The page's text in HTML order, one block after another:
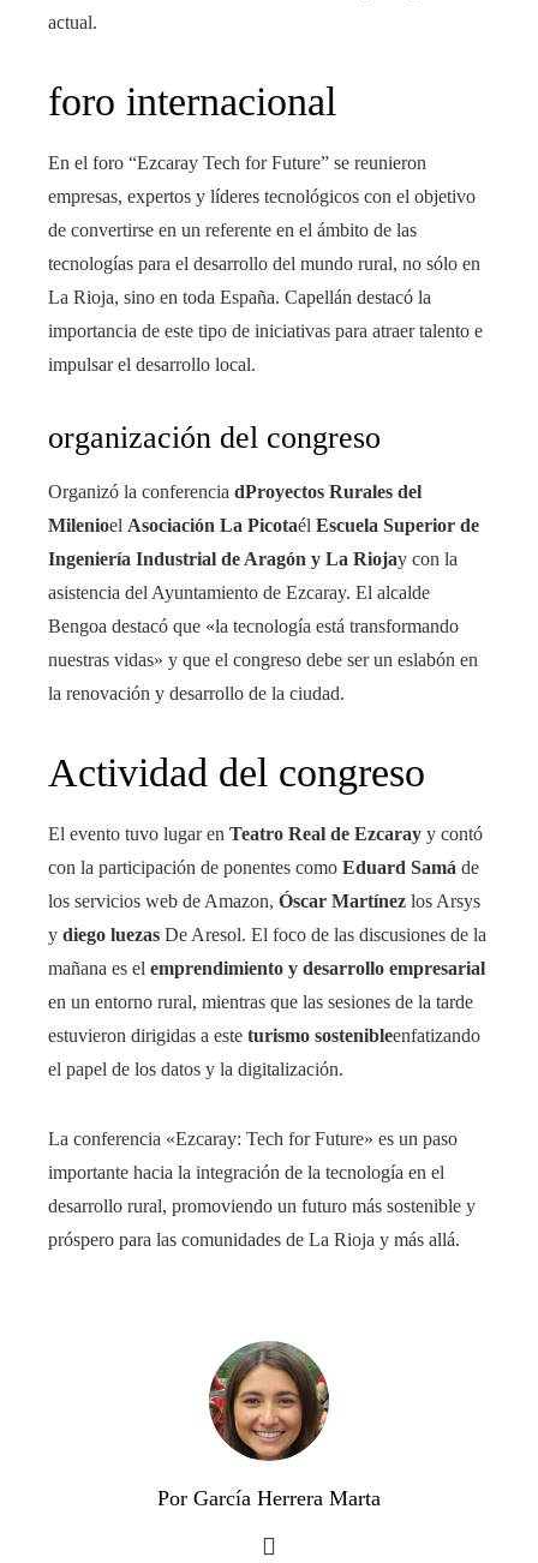
actual.
foro internacional
En el foro “Ezcaray Tech for Future” se reunieron
empresas, expertos y líderes tecnológicos con el objetivo
de convertirse en un referente en el ámbito de las
tecnologías para el desarrollo del mundo rural, no sólo en
La Rioja, sino en toda España. Capellán destacó la
importancia de este tipo de iniciativas para atraer talento e
impulsar el desarrollo local.
organización del congreso
Organizó la conferencia dProyectos Rurales del
Milenioel Asociación La Picotaél Escuela Superior de
Ingeniería Industrial de Aragón y La Riojay con la
asistencia del Ayuntamiento de Ezcaray. El alcalde
Bengoa destacó que «la tecnología está transformando
nuestras vidas» y que el congreso debe ser un eslabón en
la renovación y desarrollo de la ciudad.
Actividad del congreso
El evento tuvo lugar en Teatro Real de Ezcaray y contó
con la participación de ponentes como Eduard Samá de
los servicios web de Amazon, Óscar Martínez los Arsys
y diego luezas De Aresol. El foco de las discusiones de la
mañana es el emprendimiento y desarrollo empresarial
en un entorno rural, mientras que las sesiones de la tarde
estuvieron dirigidas a este turismo sostenibleenfatizando
el papel de los datos y la digitalización.
La conferencia «Ezcaray: Tech for Future» es un paso
importante hacia la integración de la tecnología en el
desarrollo rural, promoviendo un futuro más sostenible y
próspero para las comunidades de La Rioja y más allá.
Por García Herrera Marta